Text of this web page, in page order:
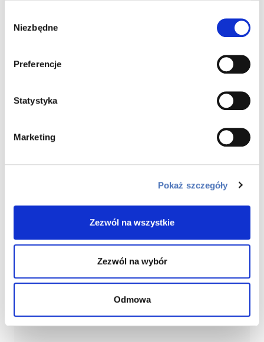
zgody
Niezbędne
Preferencje
Statystyka
Marketing
Pokaż szczegóły
Zezwól na wszystkie
Zezwól na wybór
Odmowa
zł
Twoja orientacyjna rata
2 828 zł